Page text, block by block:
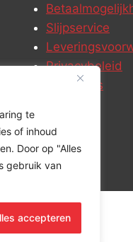
te
of inhoud
Door op "Alles
gebruik van
accepteren
Slijpservice
Privacybeleid
Vacatures